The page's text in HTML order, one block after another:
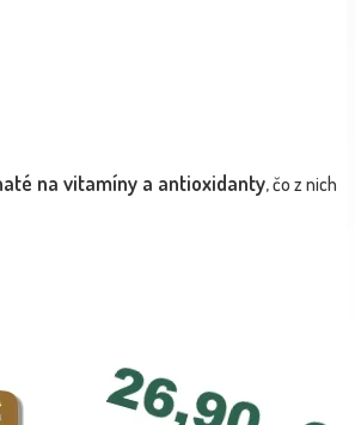
na vitamíny a antioxidanty, čo z nich
k vám domov.Objednajte si kvalitné